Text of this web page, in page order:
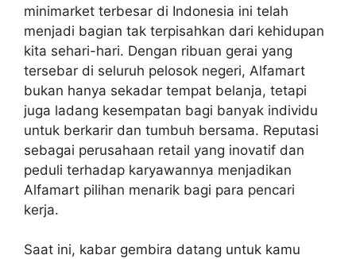
minimarket terbesar di Indonesia ini telah
menjadi bagian tak terpisahkan dari kehidupan
kita sehari-hari. Dengan ribuan gerai yang
tersebar di seluruh pelosok negeri, Alfamart
bukan hanya sekadar tempat belanja, tetapi
juga ladang kesempatan bagi banyak individu
untuk berkarir dan tumbuh bersama. Reputasi
sebagai perusahaan retail yang inovatif dan
peduli terhadap karyawannya menjadikan
Alfamart pilihan menarik bagi para pencari
kerja.
Saat ini, kabar gembira datang untuk kamu